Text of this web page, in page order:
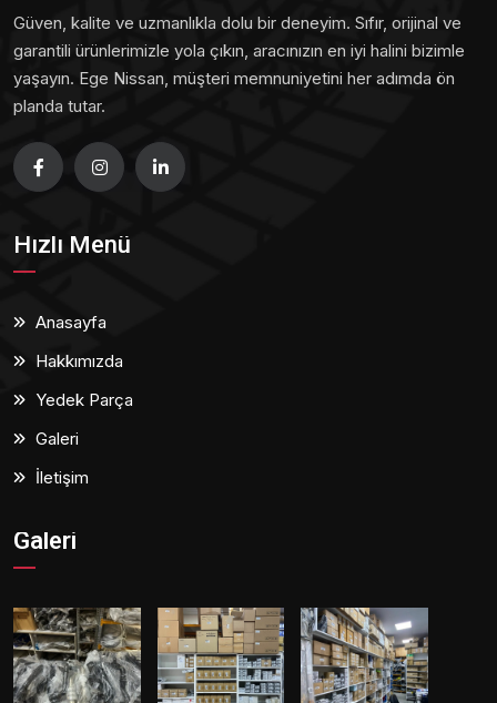
Güven, kalite ve uzmanlıkla dolu bir deneyim. Sıfır, orijinal ve
garantili ürünlerimizle yola çıkın, aracınızın en iyi halini bizimle
yaşayın. Ege Nissan, müşteri memnuniyetini her adımda ön
planda tutar.
Hızlı Menü
Anasayfa
Hakkımızda
Yedek Parça
Galeri
İletişim
Galeri